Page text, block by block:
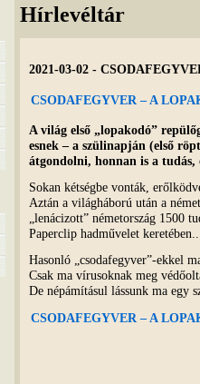
Hírlevéltár
2021-03-02 -
CSODAFEGYVER – A
A világ első „lopakodó”
esnek – a szülinapján (első
átgondolni, honnan is a
Sokan kétségbe vonták,
Aztán a világháború után a
„lenácizott” németország 1500
Paperclip hadművelet
Hasonló „csodafegyver”-ekkel
Csak ma vírusoknak meg
De népámításul lássunk ma egy
CSODAFEGYVER – A